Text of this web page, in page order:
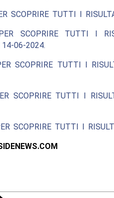
SCOPRIRE TUTTI I
SCOPRIRE TUTTI I
14-06-2024.
SCOPRIRE TUTTI I
SCOPRIRE TUTTI I
SCOPRIRE TUTTI I